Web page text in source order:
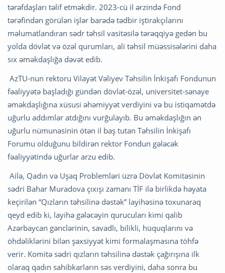
tərəfdaşları təlif etməkdir. 2023-cü il ərzində Fond
tərəfindən görülən işlər barədə tədbir iştirakçılarını
məlumatlandıran sədr təhsil vasitəsilə tərəqqiyə gedən bu
yolda dövlət və özəl qurumları, ali təhsil müəssisələrini daha
sıx əməkdaşlığa dəvət edib.
AzTU-nun rektoru Vilayət Vəliyev Təhsilin İnkişafı Fondunun
fəaliyyətə başladığı gündən dövlət-özəl, universitet-sənaye
əməkdaşlığına xüsusi əhəmiyyət verdiyini və bu istiqamətdə
uğurlu addımlar atdığını vurğulayıb. Bu əməkdaşlığın ən
uğurlu nümunəsinin ötən il baş tutan Təhsilin İnkişafı
Forumu olduğunu bildirən rektor Fondun gələcək
fəaliyyətində uğurlar arzu edib.
Ailə, Qadın və Uşaq Problemləri üzrə Dövlət Komitəsinin
sədri Bahar Muradova çıxışı zamanı TİF ilə birlikdə həyata
keçirilən “Qızların təhsilinə dəstək” layihəsinə toxunaraq
qeyd edib ki, layihə gələcəyin qurucuları kimi qalib
Azərbaycan gənclərinin, savadlı, bilikli, hüquqlarını və
öhdəliklərini bilən şəxsiyyət kimi formalaşmasına töhfə
verir. Komitə sədri qızların təhsilinə dəstək çağırışına ilk
olaraq qadın sahibkarların səs verdiyini, daha sonra bu